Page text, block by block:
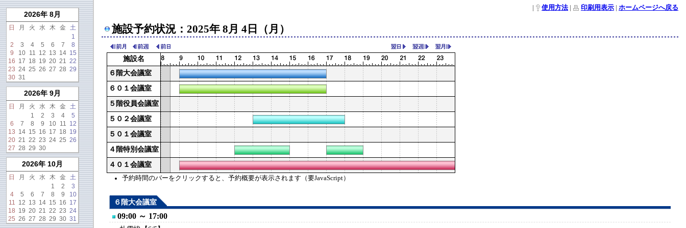
使用方法| 印刷用表示 ホームページへ戻る
施設予約状況：2025年 8月 4日（月）
施設名
予約時間のバーをクリックすると、予約概要が表示されます（要JavaScript）
６階大会議室
６０１会議室
５階役員会議室
５０２会議室
５０１会議室
４階特別会議室
４０１会議室
６階大会議室
09:00 ～ 17:00
2026年 8月
日 月 火 水 木 金
土
1
2
3 4 5 6 7
8
9
10 11 12 13 14 15
16 17 18 19 20 21 22
23 24 25 26 27 28 29
30 31
2026年 9月
日 月 火 水 木 金
土
1
2 3 4
5
6
7 8 9 10 11 12
13 14 15 16 17 18 19
20 21 22 23 24 25 26
27 28 29 30
2026年 10月
日 月 火 水 木 金
土
1
2
3
4
5 6 7 8 9
10
11 12 13 14 15 16 17
18 19 20 21 22 23 24
25 26 27 28 29 30 31